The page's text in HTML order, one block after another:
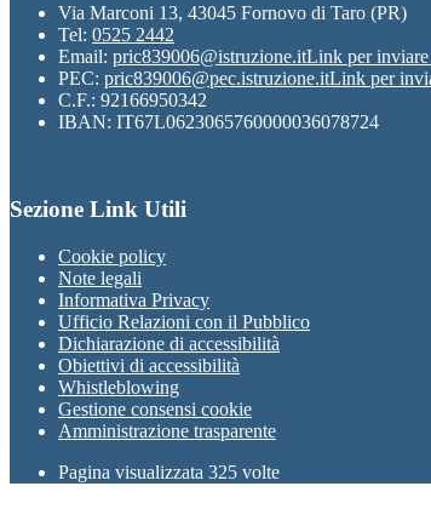
Via Marconi 13, 43045 Fornovo di Taro (PR)
Tel: 0525 2442
Email: pric839006@istruzione.itLink per inviare
PEC: pric839006@pec.istruzione.itLink per
C.F.: 92166950342
IBAN: IT67L0623065760000036078724
Sezione Link Utili
Cookie policy
Note legali
Informativa Privacy
Ufficio Relazioni con il Pubblico
Dichiarazione di accessibilità
Obiettivi di accessibilità
Whistleblowing
Gestione consensi cookie
Amministrazione trasparente
Pagina visualizzata 325 volte